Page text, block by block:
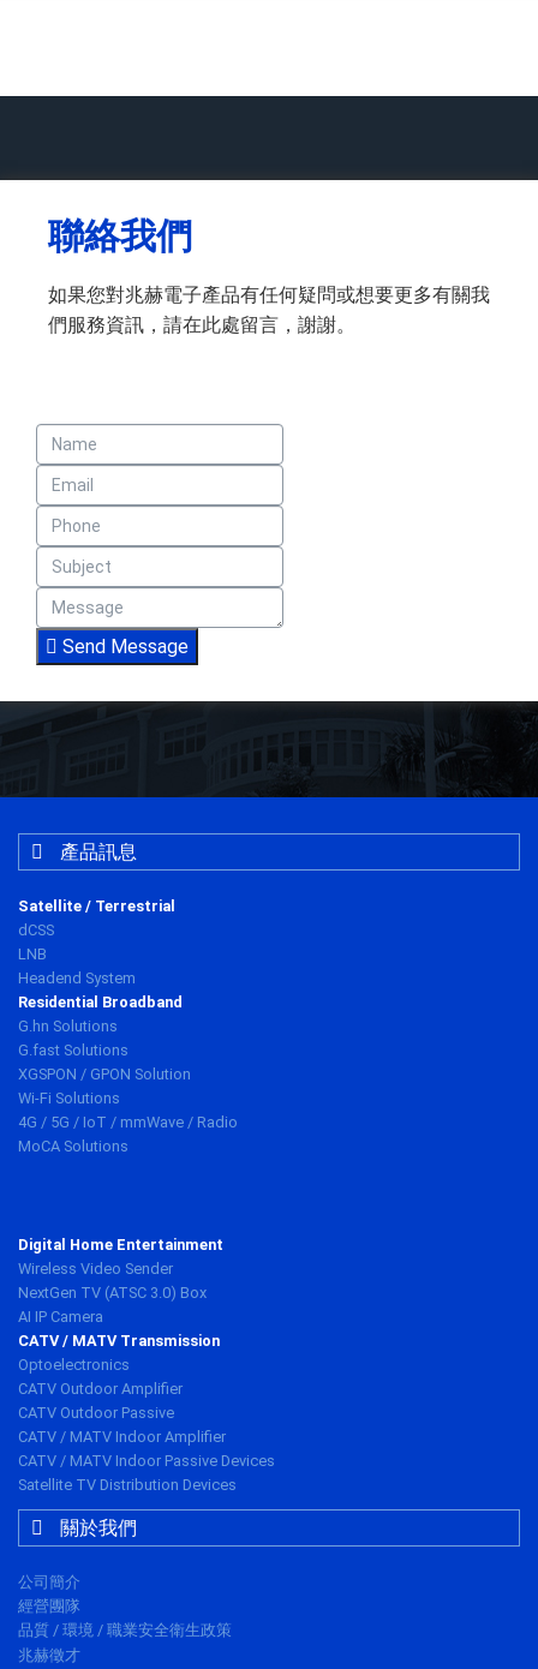
聯絡我們
如果您對兆赫電子產品有任何疑問或想要更多有關我
們服務資訊，請在此處留言，謝謝。
Send Message
產品訊息
Satellite / Terrestrial
dCSS
LNB
Headend System
Residential Broadband
G.hn Solutions
G.fast Solutions
XGSPON / GPON Solution
Wi-Fi Solutions
4G / 5G / IoT / mmWave / Radio
MoCA Solutions
Digital Home Entertainment
Wireless Video Sender
NextGen TV (ATSC 3.0) Box
AI IP Camera
CATV / MATV Transmission
Optoelectronics
CATV Outdoor Amplifier
CATV Outdoor Passive
CATV / MATV Indoor Amplifier
CATV / MATV Indoor Passive Devices
Satellite TV Distribution Devices
關於我們
公司簡介
經營團隊
品質 / 環境 / 職業安全衛生政策
兆赫徵才